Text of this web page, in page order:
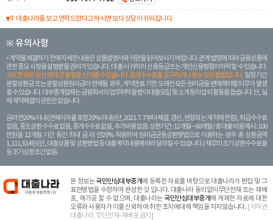
대출나라를 보고 연락드렸다고 하시면 보다 상담이 쉬워집니다.
※ 유의사항
계약을 체결하기 전에 자세한 내용은 상품설명서와 약관을 읽어보시기 바랍니다. 관계 법령에 따라 금융상품에
관한 중요 사항을 설명받을 권리가 있습니다. 대 출 시 귀하의 신용등급 또는 개인신용평점이 하락할 수 있습니다.
과도한 빚은 당신 에게 큰 불행을 안겨줄 수 있습니다. 중개수수료를 요구하거나 받는 것은 불법입니다. 일정 기간
분할상환금 또는 분할상환원리금이 연체될 경우, 계약만료 기한 도래전 모든 원리금을 변제해야할 의무가 발생
할 수 있습니다. 대부중개업체는 금융회사의 업무위탁을 받아 대출모집 및 소개 등의 섭외 활동을 돕습니다. 단, 실
제 계약체결의 권한은 없습니다.
금리 연20% 이내 (연체이자율 포함 20% 이내) (단, 2021. 7. 7부터 체결, 갱신, 연장되는 계 약에 한함), 취급수수료
없음, 중도상환 수수료 없음, 중개수수료 없음, 추가비용 없음. 상환기간 : 12개월 ~ 60개월 / 총 대출 비용 예시 : 100
만원을 12개월 기간 동안 최대 금 리 연20% 적용하여 원리금균등상환방법으로 이용하는 경우 총 상환금액
1,111,614원 (단, 대출상품 및 상환방법 등 대출계약 내용에 따라 달라질 수 있습니다.) 채무의 조기 상환수수료율
등 조기상환조건 없음.
본 정보는국민안심대부중개에 등록한 자료를 바탕으로 대출나라가 편집 및 그
표현방법을 수정하여 완성한 것 입니다. 대출나라 동의없이무단전재 또는 재배
포, 재가공 할 수 없으며, 대출나라는 국민안심대부중개에 게재한 자료에 대한
오류와 사용자가 이를 신뢰하여 취한 조치에대해 책임을 지지않습니다. [저작권
대출나라. 무단전재-재배포 금지]